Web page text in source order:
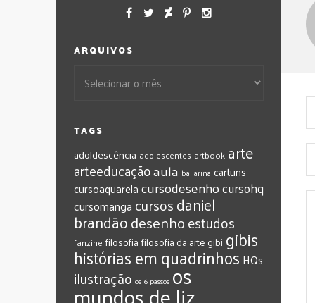
ARQUIVOS
TAGS
adoldescência adolescentes artbook arte
arteeducaçãoaula bailarina cartuns
cursoaquarelacursodesenhocursohq
cursomanga cursosdaniel
brandãodesenhoestudos
fanzine filosofia filosofia da arte gibi gibis
histórias em quadrinhos HQs
ilustração os 6 passos os